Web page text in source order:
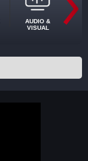
AUDIO &
VISUAL